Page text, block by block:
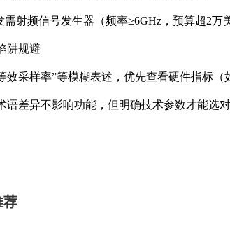
需射频信号发生器（频率≥6GHz，预算超2万
阱规避
效采样率”等模糊表述，优先查看硬件指标（
语差异不影响功能，但明确技术参数才能选
荐